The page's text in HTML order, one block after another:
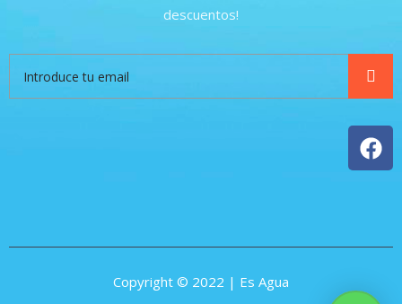
descuentos!
Copyright © 2022 | Es Agua